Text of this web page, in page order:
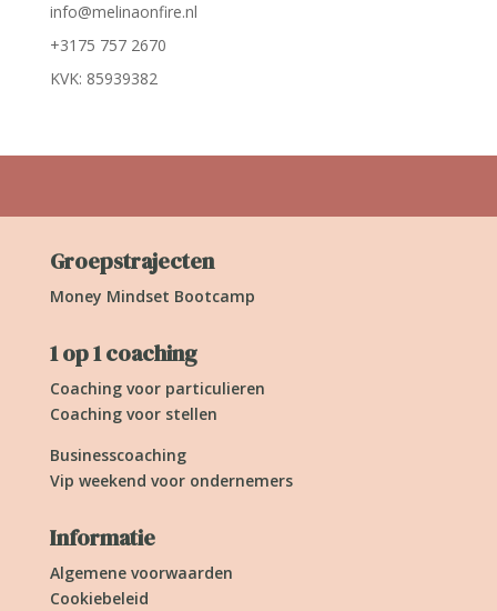
info@melinaonfire.nl
+3175 757 2670
KVK: 85939382
Groepstrajecten
Money Mindset Bootcamp
1 op 1 coaching
Coaching voor particulieren
Coaching voor stellen
Businesscoaching
Vip weekend voor ondernemers
Informatie
Algemene voorwaarden
Cookiebeleid